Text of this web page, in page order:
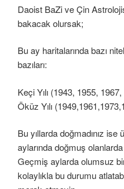
Daoist BaZi ve Çin
bakacak olursak;
Bu ay haritalarında bazı
bazıları:
Keçi Yılı (1943, 1955,
Öküz Yılı
Bu yıllarda doğmadınız
aylarında doğmuş
Geçmiş aylarda olumsuz
kolaylıkla bu durumu